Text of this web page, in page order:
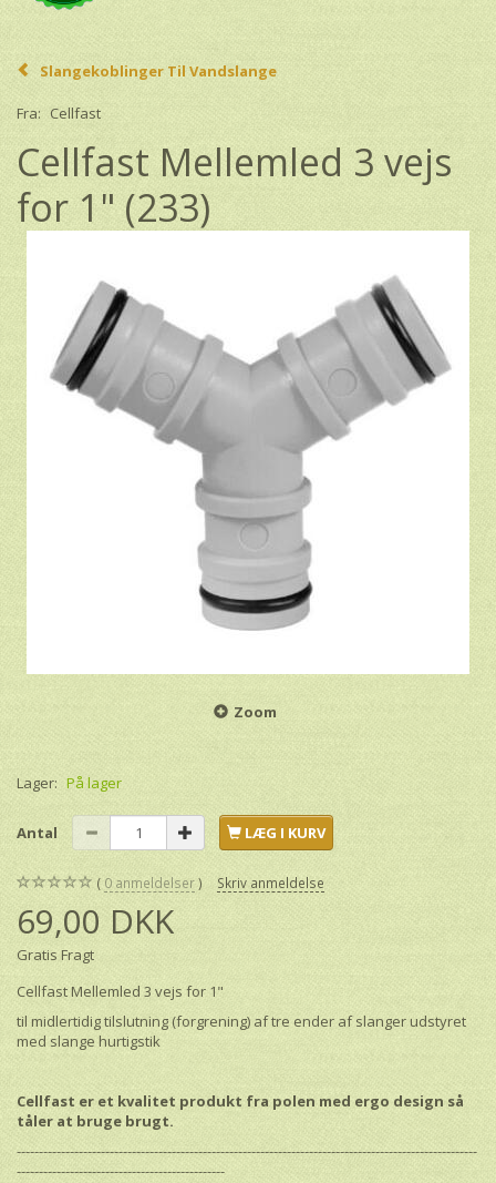
Slangekoblinger Til Vandslange
Fra: Cellfast
Cellfast Mellemled 3 vejs
for 1" (233)
Zoom
Lager: På lager
Antal LÆG I KURV
0 anmeldelser Skriv anmeldelse
69,00 DKK
Gratis Fragt
Cellfast Mellemled 3 vejs for 1"
til midlertidig tilslutning (forgrening) af tre ender af slanger udstyret
med slange hurtigstik
Cellfast er et kvalitet produkt fra polen med ergo design så
tåler at bruge brugt.
--------------------------------------------------------------------------------------------------------
-----------------------------------------------